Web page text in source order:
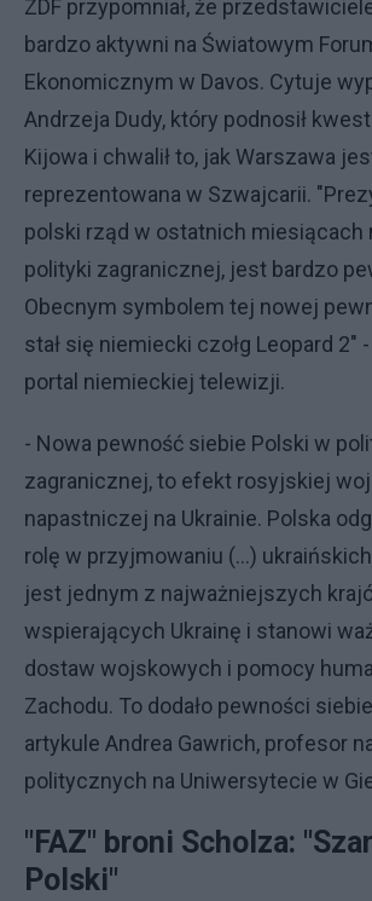
ZDF przypomniał, że
bardzo aktywni na Światowym
Ekonomicznym w Davos. Cytuje
Andrzeja Dudy, który podnosił
Kijowa i chwalił to, jak Warszawa
reprezentowana w Szwajcarii.
polski rząd w ostatnich miesiącach
polityki zagranicznej, jest bardzo
Obecnym symbolem tej nowej
stał się niemiecki czołg Leopard 2"
portal niemieckiej telewizji.
- Nowa pewność siebie Polski w
zagranicznej, to efekt rosyjskiej
napastniczej na Ukrainie. Polska
rolę w przyjmowaniu (...)
jest jednym z najważniejszych
wspierających Ukrainę i stanowi
dostaw wojskowych i pomocy
Zachodu. To dodało pewności
artykule Andrea Gawrich, profesor
politycznych na Uniwersytecie w
"FAZ" broni Scholza:
Polski"